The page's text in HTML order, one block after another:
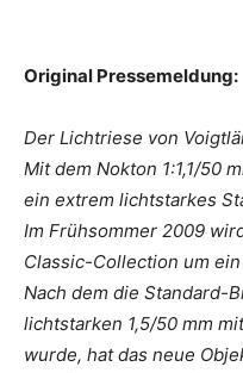
Original Pressemeldung:
Der Lichtriese von
Mit dem Nokton 1:1,1/50
ein extrem lichtstarkes
Im Frühsommer 2009
Classic-Collection um
Nach dem die Standard-
lichtstarken 1,5/50 mm
wurde, hat das neue